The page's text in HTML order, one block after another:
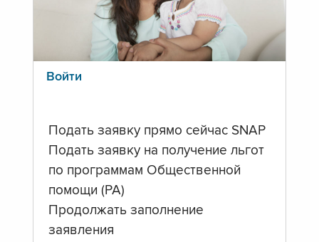
Войти
Подать заявку прямо сейчас SNAP
Подать заявку на получение льгот
по программам Общественной
помощи (PA)
Продолжать заполнение
заявления